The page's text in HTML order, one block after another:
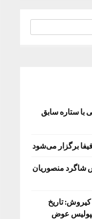
با ستاره سابق
برگزار می‌شود
شاگرد منصوریان
تاریخ
عوض